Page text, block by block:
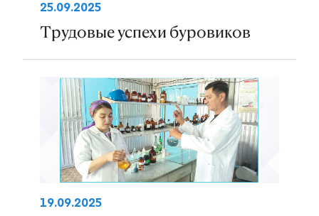
25.09.2025
Трудовые успехи буровиков
19.09.2025